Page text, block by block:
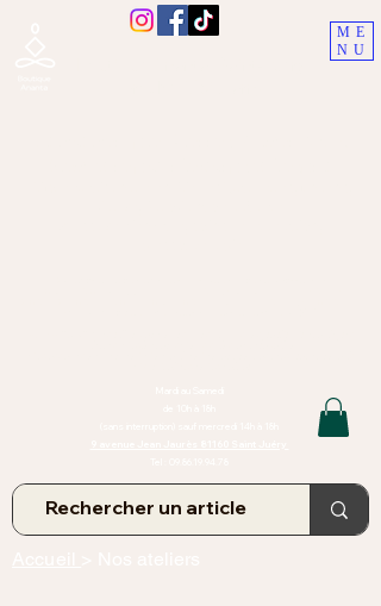
ME
NU